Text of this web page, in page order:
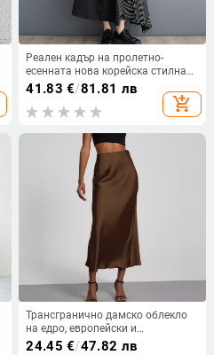
Реален кадър на пролетно-
есенната нова корейска стилна
принтирана широка пола с
пачуърк дизайн, големи размери,
универсална дамска миди пола
41.83 €/81.81 лв
add_shopping_cart
Трансгранично дамско облекло
на едро, европейски и
американски стил, моден
24.45 €/47.82 лв